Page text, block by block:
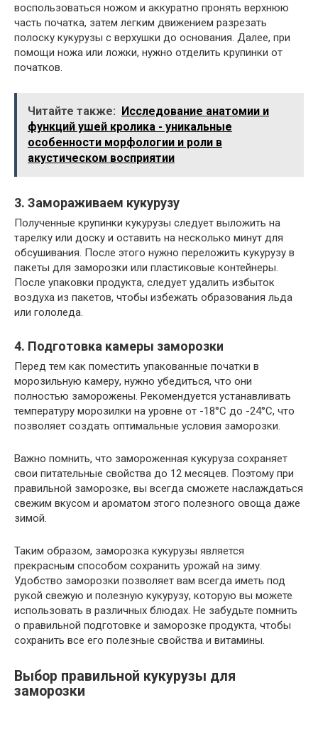
воспользоваться ножом и аккуратно пронять верхнюю
часть початка, затем легким движением разрезать
полоску кукурузы с верхушки до основания. Далее, при
помощи ножа или ложки, нужно отделить крупинки от
початков.
Читайте также: Исследование анатомии и
функций ушей кролика - уникальные
особенности морфологии и роли в
акустическом восприятии
3. Замораживаем кукурузу
Полученные крупинки кукурузы следует выложить на
тарелку или доску и оставить на несколько минут для
обсушивания. После этого нужно переложить кукурузу в
пакеты для заморозки или пластиковые контейнеры.
После упаковки продукта, следует удалить избыток
воздуха из пакетов, чтобы избежать образования льда
или гололеда.
4. Подготовка камеры заморозки
Перед тем как поместить упакованные початки в
морозильную камеру, нужно убедиться, что они
полностью заморожены. Рекомендуется устанавливать
температуру морозилки на уровне от -18°C до -24°C, что
позволяет создать оптимальные условия заморозки.
Важно помнить, что замороженная кукуруза сохраняет
свои питательные свойства до 12 месяцев. Поэтому при
правильной заморозке, вы всегда сможете наслаждаться
свежим вкусом и ароматом этого полезного овоща даже
зимой.
Таким образом, заморозка кукурузы является
прекрасным способом сохранить урожай на зиму.
Удобство заморозки позволяет вам всегда иметь под
рукой свежую и полезную кукурузу, которую вы можете
использовать в различных блюдах. Не забудьте помнить
о правильной подготовке и заморозке продукта, чтобы
сохранить все его полезные свойства и витамины.
Выбор правильной кукурузы для
заморозки